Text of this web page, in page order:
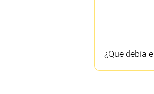
¿Que debía